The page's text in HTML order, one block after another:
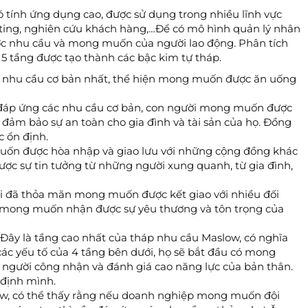
tính ứng dụng cao, được sử dụng trong nhiều lĩnh vực
nghiên cứu khách hàng,…Để có mô hình quản lý nhân
nhu cầu và mong muốn của người lao động. Phân tích
tầng được tạo thành các bậc kim tự tháp.
cầu cơ bản nhất, thể hiện mong muốn được ăn uống
ứng các nhu cầu cơ bản, con người mong muốn được
bảo sự an toàn cho gia đình và tài sản của họ. Đồng
ổn định.
được hòa nhập và giao lưu với những cộng đồng khác
sự tin tưởng từ những người xung quanh, từ gia đình,
đã thỏa mãn mong muốn được kết giao với nhiều đối
muốn nhận được sự yêu thương và tôn trọng của
là tầng cao nhất của tháp nhu cầu Maslow, có nghĩa
yếu tố của 4 tầng bên dưới, họ sẽ bắt đầu có mong
công nhận và đánh giá cao năng lực của bản thân.
mình.
có thể thấy rằng nếu doanh nghiệp mong muốn đội